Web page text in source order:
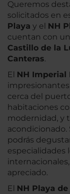
Queremos
solicitados en
Playa y el NH
cuentan con
Castillo de la
Canteras.
El NH Imperial
cerca del
habitaciones
modernidad, y
acondicionado.
podrás
especialidades
apreciado.
El NH Playa